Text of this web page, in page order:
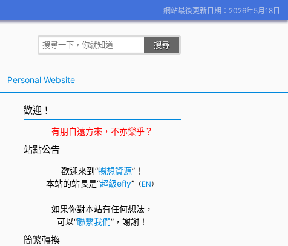
網站最後更新日期：2026年5月18日
Personal Website
歡迎！
有朋自遠方來，不亦樂乎？
站點公告
歡迎來到“暢想資源”！
本站的站長是“超級efly” （EN）
如果你對本站有任何想法，
可以“聯繫我們”， 謝謝！
簡繁轉換